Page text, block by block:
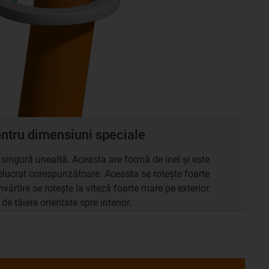
dimensiuni speciale
unealtă. Aceasta are formă de inel și este
corespunzătoare. Aceasta se rotește foarte
se rotește la viteză foarte mare pe exterior.
tăiere orientate spre interior.